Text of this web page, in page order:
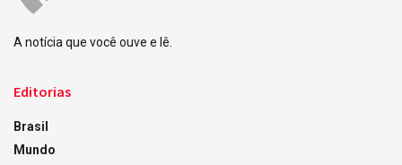
A notícia que você ouve e lê.
Editorias
Brasil
Mundo